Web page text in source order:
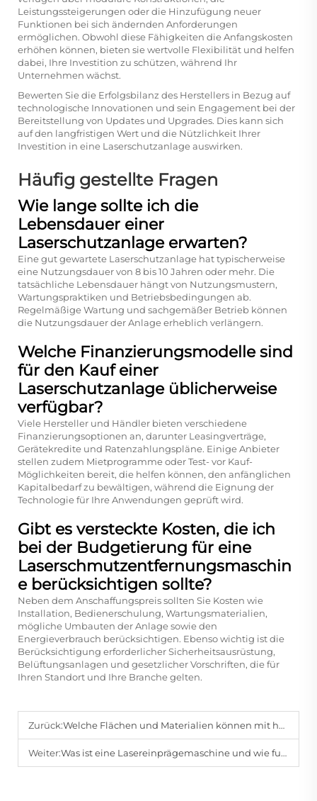
Leistungssteigerungen oder die Hinzufügung neuer
Funktionen bei sich ändernden Anforderungen
ermöglichen. Obwohl diese Fähigkeiten die Anfangskosten
erhöhen können, bieten sie wertvolle Flexibilität und helfen
dabei, Ihre Investition zu schützen, während Ihr
Unternehmen wächst.
Bewerten Sie die Erfolgsbilanz des Herstellers in Bezug auf
technologische Innovationen und sein Engagement bei der
Bereitstellung von Updates und Upgrades. Dies kann sich
auf den langfristigen Wert und die Nützlichkeit Ihrer
Investition in eine Laserschutzanlage auswirken.
Häufig gestellte Fragen
Wie lange sollte ich die
Lebensdauer einer
Laserschutzanlage erwarten?
Eine gut gewartete Laserschutzanlage hat typischerweise
eine Nutzungsdauer von 8 bis 10 Jahren oder mehr. Die
tatsächliche Lebensdauer hängt von Nutzungsmustern,
Wartungspraktiken und Betriebsbedingungen ab.
Regelmäßige Wartung und sachgemäßer Betrieb können
die Nutzungsdauer der Anlage erheblich verlängern.
Welche Finanzierungsmodelle sind
für den Kauf einer
Laserschutzanlage üblicherweise
verfügbar?
Viele Hersteller und Händler bieten verschiedene
Finanzierungsoptionen an, darunter Leasingverträge,
Gerätekredite und Ratenzahlungspläne. Einige Anbieter
stellen zudem Mietprogramme oder Test- vor Kauf-
Möglichkeiten bereit, die helfen können, den anfänglichen
Kapitalbedarf zu bewältigen, während die Eignung der
Technologie für Ihre Anwendungen geprüft wird.
Gibt es versteckte Kosten, die ich
bei der Budgetierung für eine
Laserschmutzentfernungsmaschin
e berücksichtigen sollte?
Neben dem Anschaffungspreis sollten Sie Kosten wie
Installation, Bedienerschulung, Wartungsmaterialien,
mögliche Umbauten der Anlage sowie den
Energieverbrauch berücksichtigen. Ebenso wichtig ist die
Berücksichtigung erforderlicher Sicherheitsausrüstung,
Belüftungsanlagen und gesetzlicher Vorschriften, die für
Ihren Standort und Ihre Branche gelten.
Zurück:Welche Flächen und Materialien können mit handgeführten Laserreinigungsmaschinen gereinigt werden?
Weiter:Was ist eine Lasereinprägemaschine und wie funktioniert sie?